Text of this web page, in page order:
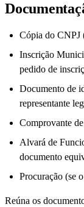
Cópia do CNPJ
Inscrição
pedido de
Documento de
representante
Comprovante
Alvará de
documento
Procuração (se
Reúna os